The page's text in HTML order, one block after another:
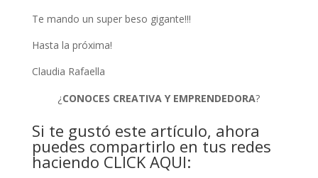
Te mando un super beso gigante!!!
Hasta la próxima!
Claudia Rafaella
¿CONOCES CREATIVA Y EMPRENDEDORA?
Si te gustó este artículo, ahora
puedes compartirlo en tus redes
haciendo CLICK AQUI: